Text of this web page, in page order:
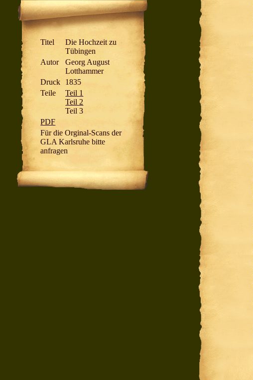
Titel
Die Hochzeit zu
Tübingen
Autor
Georg August
Lotthammer
Druck
1835
Teile
Teil 1
Teil 2
Teil 3
PDF
Für die Orginal-Scans der
GLA Karlsruhe bitte
anfragen